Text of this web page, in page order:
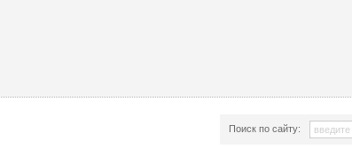
Поиск по сайту: